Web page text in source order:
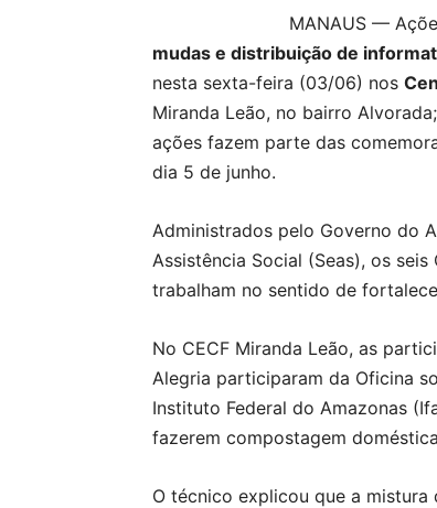
MANAUS —
mudas e distribuição de
nesta sexta-feira (03/06) nos
Miranda Leão, no bairro
ações fazem parte das
dia 5 de junho.
Administrados pelo Governo do
Assistência Social (Seas), os
trabalham no sentido de
No CECF Miranda Leão, as
Alegria participaram da Oficina
Instituto Federal do Amazonas
fazerem compostagem
O técnico explicou que a